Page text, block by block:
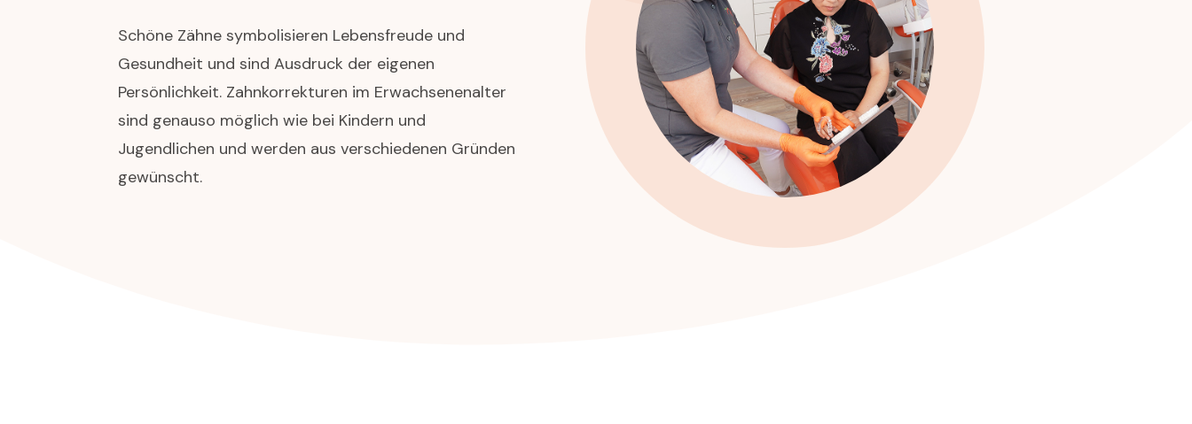
Schöne Zähne symbolisieren Lebensfreude und
Gesundheit und sind Ausdruck der eigenen
Persönlichkeit. Zahnkorrekturen im Erwachsenenalter
sind genauso möglich wie bei Kindern und
Jugendlichen und werden aus verschiedenen Gründen
gewünscht.